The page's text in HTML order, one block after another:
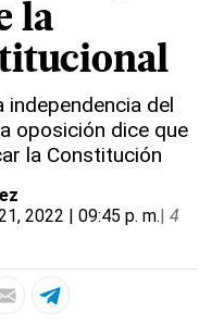
la
independencia del
oposición dice que
la Constitución
2022 | 09:45 p. m.| 4